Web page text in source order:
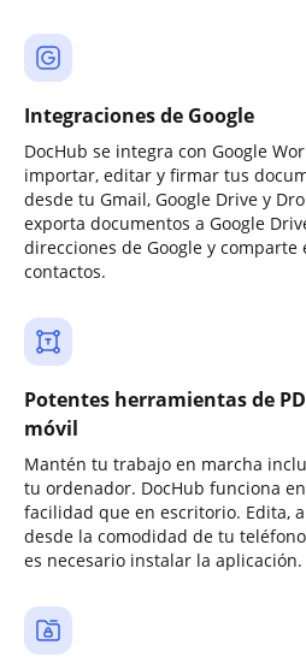
Integraciones de Google
DocHub se integra con Google
importar, editar y firmar tus
desde tu Gmail, Google Drive y
exporta documentos a Google
direcciones de Google y
contactos.
Potentes herramientas de
móvil
Mantén tu trabajo en marcha
tu ordenador. DocHub funciona
facilidad que en escritorio. Edita,
desde la comodidad de tu
es necesario instalar la aplicación.